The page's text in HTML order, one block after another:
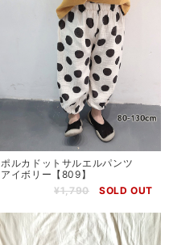
ポルカドットサルエルパンツ
アイボリー【809】
¥1,790
SOLD OUT